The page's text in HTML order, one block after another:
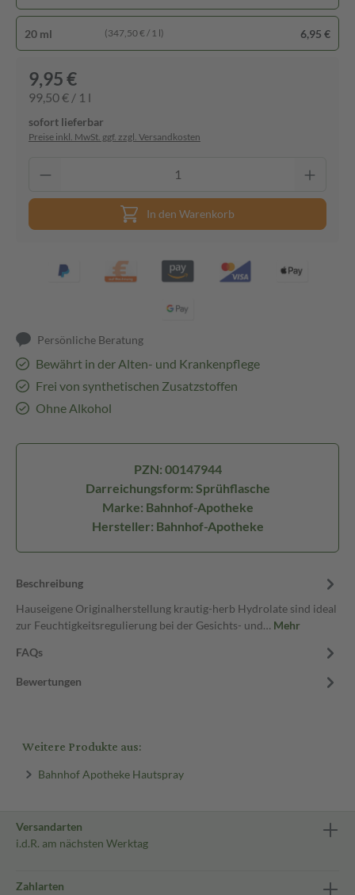
20 ml (347,50 € / 1 l) 6,95 €
9,95 €
99,50 € / 1 l
sofort lieferbar
Preise inkl. MwSt. ggf. zzgl. Versandkosten
In den Warenkorb
Persönliche Beratung
Bewährt in der Alten- und Krankenpflege
Frei von synthetischen Zusatzstoffen
Ohne Alkohol
PZN: 00147944
Darreichungsform: Sprühflasche
Marke: Bahnhof-Apotheke
Hersteller: Bahnhof-Apotheke
Beschreibung
Hauseigene Originalherstellung krautig-herb Hydrolate sind ideal
zur Feuchtigkeitsregulierung bei der Gesichts- und… Mehr
FAQs
Bewertungen
Weitere Produkte aus:
Bahnhof Apotheke Hautspray
Versandarten
i.d.R. am nächsten Werktag
Zahlarten